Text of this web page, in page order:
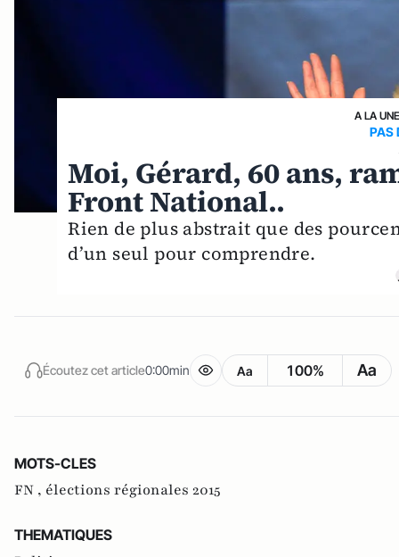
A LA UNE
PAS
Moi, Gérard, 60 ans,
Front National..
Rien de plus abstrait que des
d’un seul pour comprendre.
Écoutez cet article0:00min Aa 100% Aa
MOTS-CLES
FN , élections régionales 2015
THEMATIQUES